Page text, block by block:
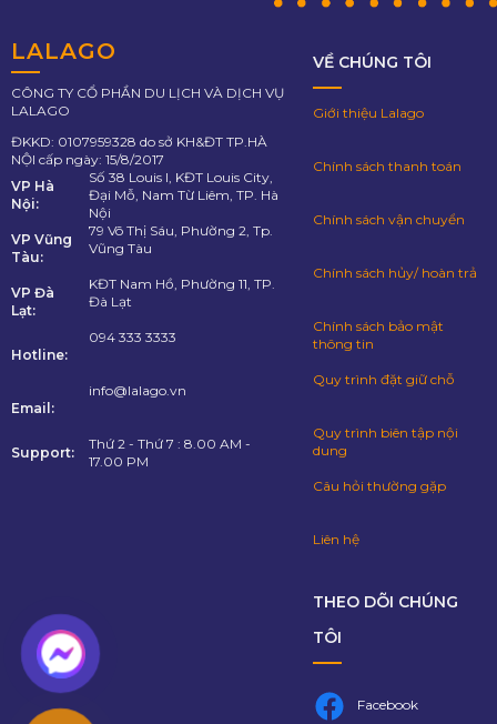
LALAGO
CÔNG TY CỔ PHẦN DU LỊCH VÀ DỊCH VỤ
LALAGO
ĐKKD: 0107959328 do sở KH&ĐT TP.HÀ
NỘI cấp ngày: 15/8/2017
VP Hà
Nội:
Số 38 Louis I, KĐT Louis City,
Đại Mỗ, Nam Từ Liêm, TP. Hà
Nội
VP Vũng
Tàu:
79 Võ Thị Sáu, Phường 2, Tp.
Vũng Tàu
VP Đà
Lạt:
KĐT Nam Hồ, Phường 11, TP.
Đà Lạt
Hotline:
094 333 3333
Email:
info@lalago.vn
Support:
Thứ 2 - Thứ 7 : 8.00 AM -
17.00 PM
VỀ CHÚNG TÔI
Giới thiệu Lalago
Chính sách thanh toán
Chính sách vận chuyển
Chính sách hủy/ hoàn trả
Chính sách bảo mật
thông tin
Quy trình đặt giữ chỗ
Quy trình biên tập nội
dung
Câu hỏi thường gặp
Liên hệ
THEO DÕI CHÚNG
TÔI
Facebook